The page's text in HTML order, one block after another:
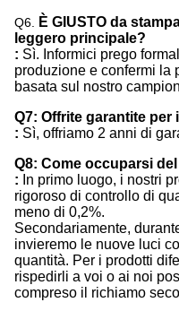
Q6.
È GIUSTO da
leggero principale?
: Sì. Informici prego
produzione e confermi la
basata sul nostro
Q7: Offrite garantite per
: Sì, offriamo 2 anni di
Q8: Come occuparsi
: In primo luogo, i nostri
rigoroso di controllo di
meno di 0,2%.
Secondariamente,
invieremo le nuove luci
quantità. Per i prodotti
rispedirli a voi o ai noi
compreso il richiamo